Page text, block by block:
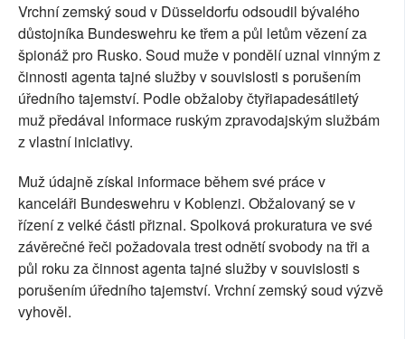
Vrchní zemský soud v Düsseldorfu odsoudil bývalého
důstojníka Bundeswehru ke třem a půl letům vězení za
špionáž pro Rusko. Soud muže v pondělí uznal vinným z
činnosti agenta tajné služby v souvislosti s porušením
úředního tajemství. Podle obžaloby čtyřiapadesátiletý
muž předával informace ruským zpravodajským službám
z vlastní iniciativy.
Muž údajně získal informace během své práce v
kanceláři Bundeswehru v Koblenzi. Obžalovaný se v
řízení z velké části přiznal. Spolková prokuratura ve své
závěrečné řeči požadovala trest odnětí svobody na tři a
půl roku za činnost agenta tajné služby v souvislosti s
porušením úředního tajemství. Vrchní zemský soud výzvě
vyhověl.